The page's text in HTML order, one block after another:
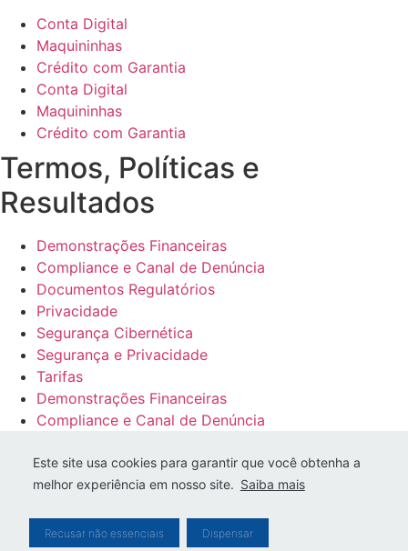
Este site usa cookies para garantir que você obtenha a
melhor experiência em nosso site. Saiba mais
Recusar não essenciais Dispensar
Conta Digital
Maquininhas
Crédito com Garantia
Conta Digital
Maquininhas
Crédito com Garantia
Termos, Políticas e
Resultados
Demonstrações Financeiras
Compliance e Canal de Denúncia
Documentos Regulatórios
Privacidade
Segurança Cibernética
Segurança e Privacidade
Tarifas
Demonstrações Financeiras
Compliance e Canal de Denúncia
Privacidade
Segurança Cibernética
Tarifas